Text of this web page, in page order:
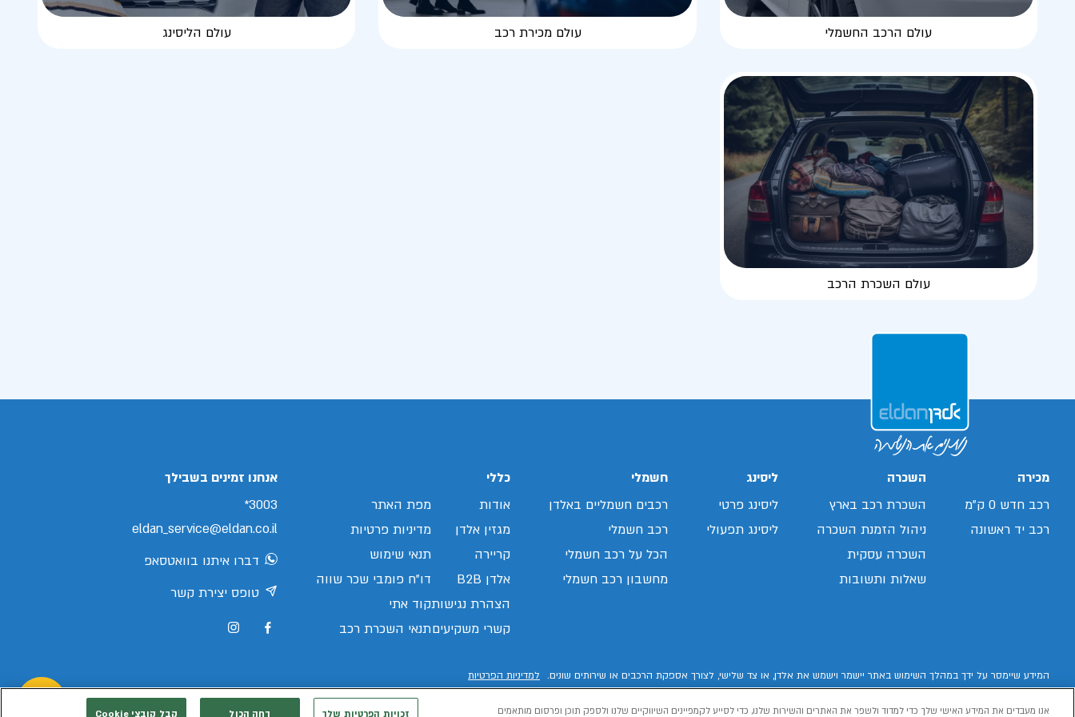
עולם הרכב החשמלי עולם מכירת רכב עולם הליסינג
עולם השכרת הרכב
מכירה
רכב חדש 0 ק"מ
רכב יד ראשונה
השכרה
השכרת רכב בארץ
ניהול הזמנת השכרה
השכרה עסקית
שאלות ותשובות
ליסינג
ליסינג פרטי
ליסינג תפעולי
חשמלי
רכבים חשמליים באלדן
רכב חשמלי
הכל על רכב חשמלי
מחשבון רכב חשמלי
כללי
אודות
מגזין אלדן
קריירה
אלדן B2B
הצהרת נגישות
קשרי משקיעים
מפת האתר
מדיניות פרטיות
תנאי שימוש
דו"ח פומבי שכר שווה
קוד אתי
תנאי השכרת רכב
אנחנו זמינים בשבילך
3003*
eldan_service@eldan.co.il
דברו איתנו בוואטסאפ
טופס יצירת קשר
המידע שיימסר על ידך במהלך השימוש באתר יישמר וישמש את אלדן, או צד שלישי, לצורך אספקת הרכבים או שירותים שונים. למדיניות הפרטיות
אנו מעבדים את המידע האישי שלך כדי למדוד ולשפר את האתרים והשירות שלנו, כדי לסייע לקמפיינים השיווקיים שלנו ולספק תוכן ופרסום מותאמים זכויות הפרטיות שלך דחה הכול קבל קובצי Cookie